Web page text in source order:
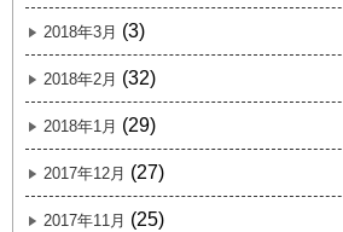
2018年3月 (3)
2018年2月 (32)
2018年1月 (29)
2017年12月 (27)
2017年11月 (25)